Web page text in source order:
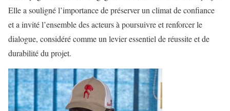
Elle a souligné l’importance de préserver un climat de confiance
et a invité l’ensemble des acteurs à poursuivre et renforcer le
dialogue, considéré comme un levier essentiel de réussite et de
durabilité du projet.